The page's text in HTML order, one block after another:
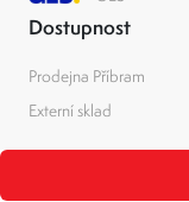
Dostupnost
Prodejna Příbram
Externí sklad